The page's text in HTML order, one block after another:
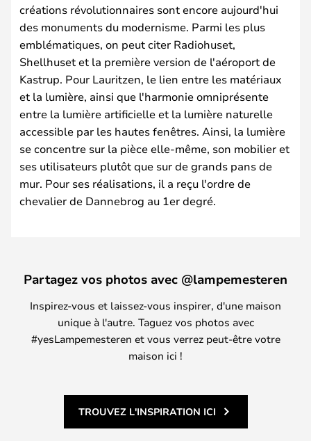
créations révolutionnaires sont encore aujourd'hui
des monuments du modernisme. Parmi les plus
emblématiques, on peut citer Radiohuset,
Shellhuset et la première version de l'aéroport de
Kastrup. Pour Lauritzen, le lien entre les matériaux
et la lumière, ainsi que l'harmonie omniprésente
entre la lumière artificielle et la lumière naturelle
accessible par les hautes fenêtres. Ainsi, la lumière
se concentre sur la pièce elle-même, son mobilier et
ses utilisateurs plutôt que sur de grands pans de
mur. Pour ses réalisations, il a reçu l'ordre de
chevalier de Dannebrog au 1er degré.
Partagez vos photos avec @lampemesteren
Inspirez-vous et laissez-vous inspirer, d'une maison
unique à l'autre. Taguez vos photos avec
#yesLampemesteren et vous verrez peut-être votre
maison ici !
TROUVEZ L'INSPIRATION ICI